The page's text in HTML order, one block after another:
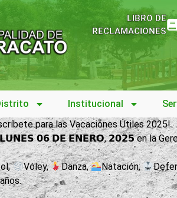
LIBRO DE
RECLAMACIONES
Institucional
para las Vacaciones Útiles 2025!
𝗟𝗨𝗡𝗘𝗦 𝟬𝟲 𝗗𝗘 𝗘𝗡𝗘𝗥𝗢, 𝟮𝟬𝟮𝟱 en la
Vóley, Danza, Natación,